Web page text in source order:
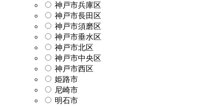
神戸市兵庫区
神戸市長田区
神戸市須磨区
神戸市垂水区
神戸市北区
神戸市中央区
神戸市西区
姫路市
尼崎市
明石市